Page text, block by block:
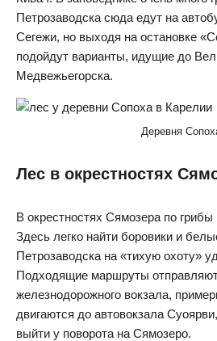
Петрозаводска сюда едут на
Сегежи, но выходя на остановке
подойдут варианты, идущие до
Медвежьегорска.
Деревня
Лес в окрестностях
В окрестностях Сямозера по
Здесь легко найти боровики и
Петрозаводска на «тихую охоту»
Подходящие маршруты
железнодорожного вокзала,
двигаются до автовокзала
выйти у поворота на Сямозеро.